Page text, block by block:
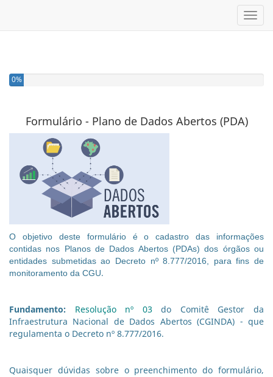
Você completou 0% deste questionário
0%
Formulário - Plano de Dados Abertos (PDA)
O objetivo deste formulário é o cadastro das informações
contidas nos Planos de Dados Abertos (PDAs) dos órgãos ou
entidades submetidas ao Decreto nº 8.777/2016, para fins de
monitoramento da CGU.
Fundamento: Resolução nº 03do Comitê Gestor da
Infraestrutura Nacional de Dados Abertos (CGINDA) - que
regulamenta o Decreto nº 8.777/2016.
Quaisquer dúvidas sobre o preenchimento do formulário,